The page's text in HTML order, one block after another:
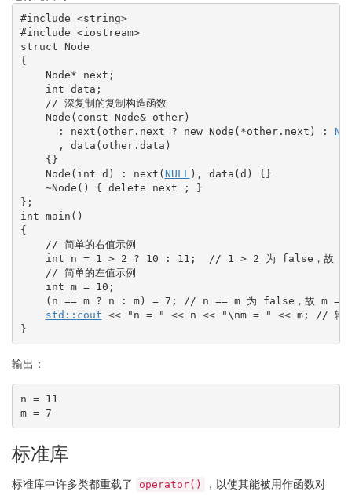
#include <string>
#include <iostream>
struct
{
    Node
* next ;
int data ;
// 深复制的复制构造函数
    Node
( const Node& other)
:
next ( other. next ? new Node ( *other. next ) :
      , data
( other. data )
{}
    Node
( int d ) : next (NULL ) , data (d ) {}
    ~Node
( ) { delete next ;
}
} ;
int main ( )
{
// 简单的右值示例
int n = 1 > 2 ? 10 : 11 ;
// 1 > 2 为 false，故 n
// 简单的左值示例
int m = 10 ;
( n == m ? n : m) = 7 ;
// n == m 为 false，故 m = 7
std:: cout << "n = " << n << "\nm = " << m;
// 输
}
输出：
n = 11
m = 7
标准库
标准库中许多类都重载了 operator()
，以使其能被用作函数对